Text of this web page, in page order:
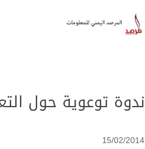
ندوة توعوية حول
15/02/2014